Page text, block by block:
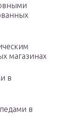
магазинах
в
в